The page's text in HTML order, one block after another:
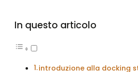
In questo articolo
introduzione alla docking